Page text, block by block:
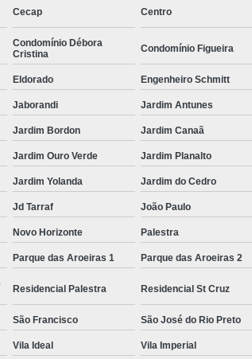
Cecap Centro
Condomínio Débora
Cristina
Condomínio Figueira
Eldorado Engenheiro Schmitt
Jaborandi Jardim Antunes
Jardim Bordon Jardim Canaã
Jardim Ouro Verde Jardim Planalto
Jardim Yolanda Jardim do Cedro
Jd Tarraf João Paulo
Novo Horizonte Palestra
Parque das Aroeiras 1 Parque das Aroeiras 2
Residencial Palestra Residencial St Cruz
São Francisco São José do Rio Preto
Vila Ideal Vila Imperial